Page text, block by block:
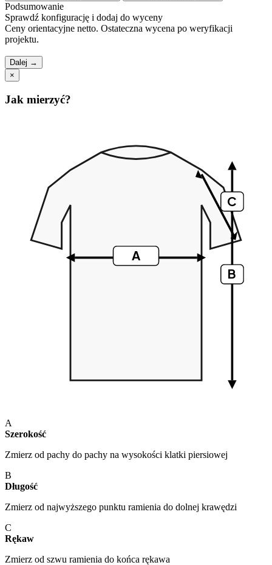
Podsumowanie
Sprawdź konfigurację i dodaj do wyceny
Ceny orientacyjne netto. Ostateczna wycena po weryfikacji
projektu.
Dalej →
×
Jak mierzyć?
A
B
C
A
Szerokość
Zmierz od pachy do pachy na wysokości klatki piersiowej
B
Długość
Zmierz od najwyższego punktu ramienia do dolnej krawędzi
C
Rękaw
Zmierz od szwu ramienia do końca rękawa